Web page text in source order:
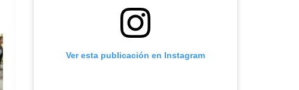
Ver esta publicación en Instagram